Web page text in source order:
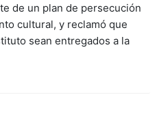
de un plan de persecución
cultural, y reclamó que
sean entregados a la